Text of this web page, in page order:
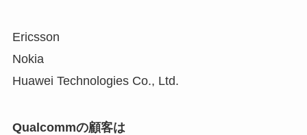
Ericsson
Nokia
Huawei Technologies Co., Ltd.
Qualcommの顧客は